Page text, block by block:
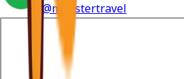
@monstertravel